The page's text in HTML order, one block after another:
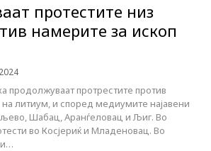
протестите низ
намерите за ископ
продолжуваат протрестите против
литиум, и според медиумите најавени
Шабац, Аранѓеловац и Љиг. Во
во Косјериќ и Младеновац. Во